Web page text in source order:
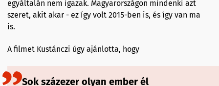
egyáltalán nem igazak. Magyarországon mindenki azt
szeret, akit akar - ez így volt 2015-ben is, és így van ma
is.
A filmet Kustánczi úgy ajánlotta, hogy
Sok százezer olyan ember él